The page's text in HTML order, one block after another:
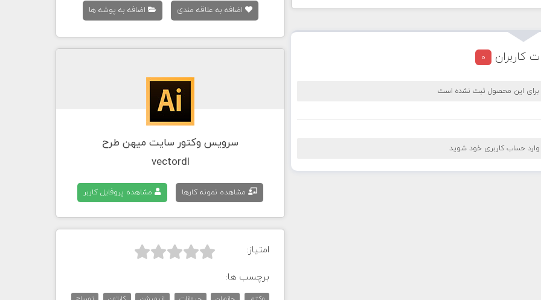
کاربران 0
برای این محصول ثبت نشده است
وارد حساب کاربری خود شوید
اضافه به علاقه مندی اضافه به پوشه ها
سرویس وکتور سایت میهن طرح
vectordl
مشاهده نمونه کارها مشاهده پروفایل کاربر
امتیاز: 


برچسب ها: